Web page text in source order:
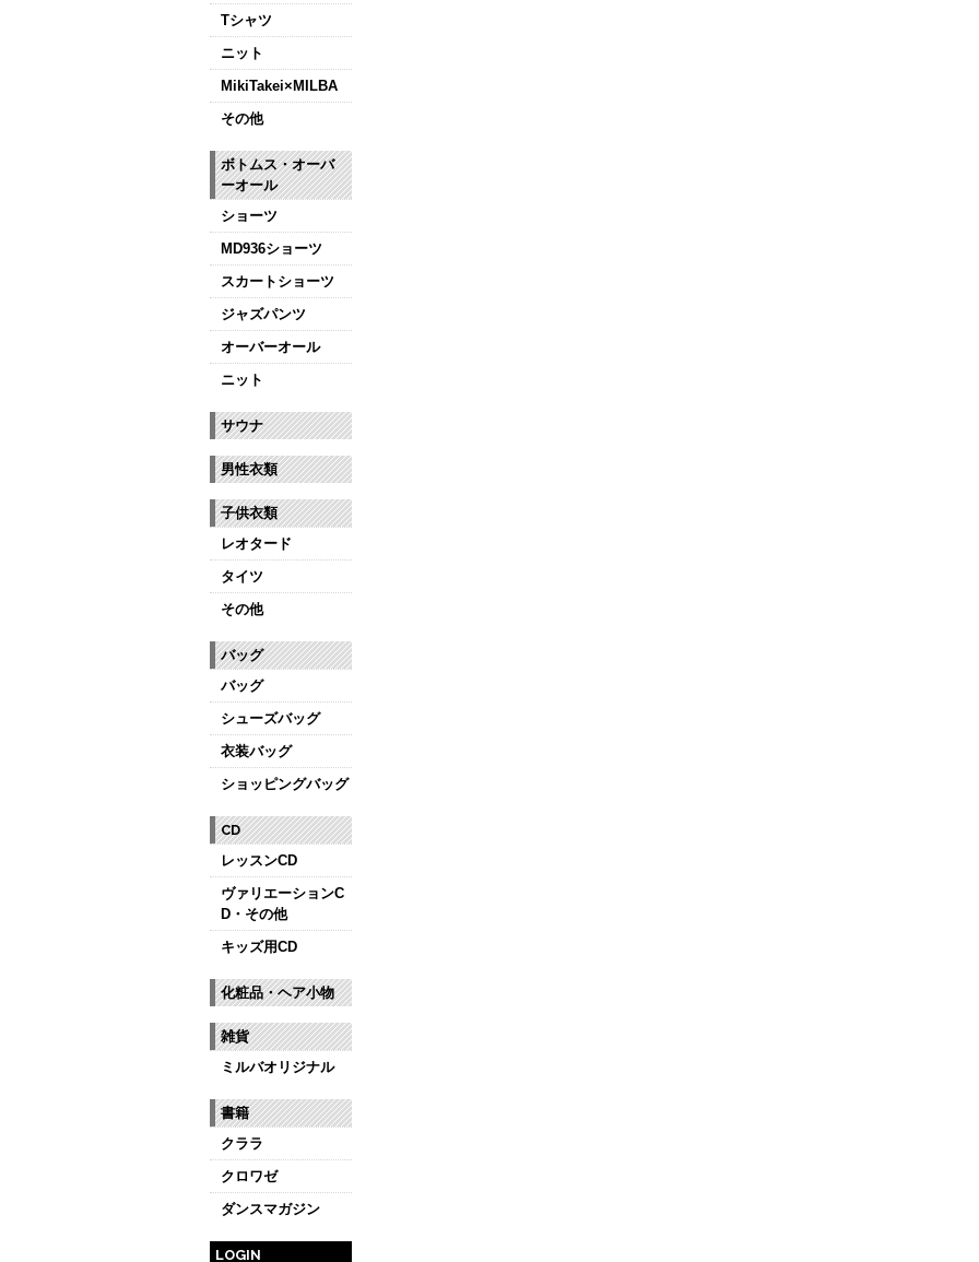
Tシャツ
ニット
MikiTakei×MILBA
その他
ボトムス・オーバ
ーオール
ショーツ
MD936ショーツ
スカートショーツ
ジャズパンツ
オーバーオール
ニット
サウナ
男性衣類
子供衣類
レオタード
タイツ
その他
バッグ
バッグ
シューズバッグ
衣装バッグ
ショッピングバッグ
CD
レッスンCD
ヴァリエーションC
D・その他
キッズ用CD
化粧品・ヘア小物
雑貨
ミルバオリジナル
書籍
クララ
クロワゼ
ダンスマガジン
LOGIN